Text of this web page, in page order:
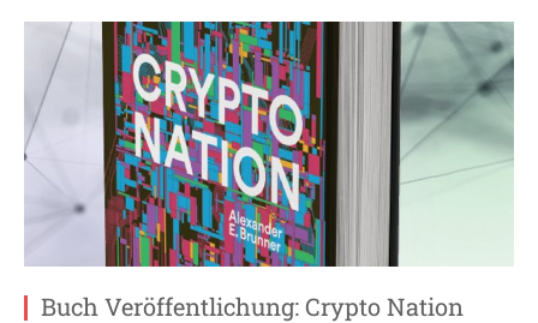
Buch Veröffentlichung: Crypto Nation